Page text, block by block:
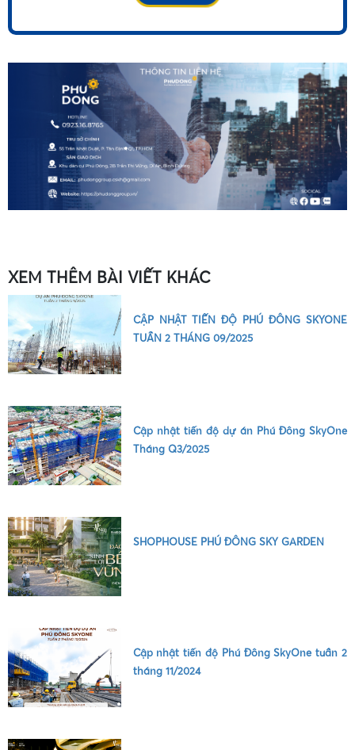
•
•
XEM THÊM BÀI VIẾT KHÁC
CẬP NHẬT TIẾN ĐỘ PHÚ ĐÔNG SKYONE
TUẦN 2 THÁNG 09/2025
Cập nhật tiến độ dự án Phú Đông SkyOne
Tháng Q3/2025
SHOPHOUSE PHÚ ĐÔNG SKY GARDEN
Cập nhật tiến độ Phú Đông SkyOne tuần 2
tháng 11/2024